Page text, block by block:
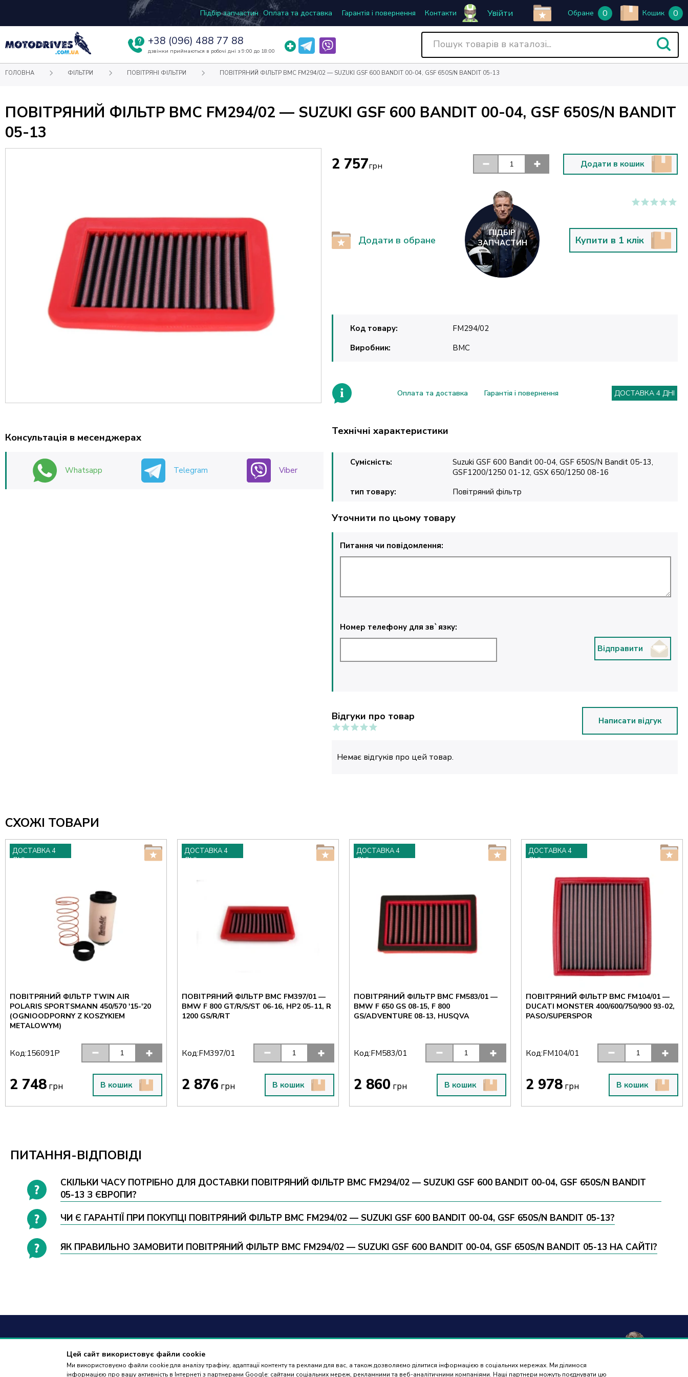
Підбір запчастин Оплата та доставка Гарантія і повернення Контакти Увійти Обране 0 Кошик 0
+38 (096) 488 77 88
дзвінки приймаються в робочі дні з 9:00 до 18:00
Цей сайт використовує файли cookie
Ми використовуємо файли cookie для аналізу трафіку, адаптації контенту та реклами для вас, а також дозволяємо ділитися інформацією в соціальних мережах. Ми ділимося
інформацією про вашу активність в Інтернеті з партнерами Google: сайтами соціальних мереж, рекламними та веб-аналітичними компаніями. Наші партнери можуть поєднувати цю
ГОЛОВНА ФІЛЬТРИ ПОВІТРЯНІ ФІЛЬТРИ ПОВІТРЯНИЙ ФІЛЬТР BMC FM294/02 — SUZUKI GSF 600 BANDIT 00-04, GSF 650S/N BANDIT 05-13
ПОВІТРЯНИЙ ФІЛЬТР BMC FM294/02 — SUZUKI GSF 600 BANDIT 00-04, GSF 650S/N BANDIT
05-13
Консультація в месенджерах
Whatsapp Telegram Viber
2 757грн Додати в кошик
Додати в обране
ПІДБІР
ЗАПЧАСТИН
Купити в 1 клік
Код товару:
FM294/02
Виробник:
BMC
Оплата та доставка Гарантія і повернення ДОСТАВКА 4 ДНІ
Технічні характеристики
Сумісність:
Suzuki GSF 600 Bandit 00-04, GSF 650S/N Bandit 05-13,
GSF1200/1250 01-12, GSX 650/1250 08-16
тип товару:
Повітряний фільтр
Уточнити по цьому товару
Питання чи повідомлення:
Номер телефону для зв`язку:
Відправити
Відгуки про товар Написати відгук
Немає відгуків про цей товар.
СХОЖІ ТОВАРИ
ДОСТАВКА 4
ДНІ
ПОВІТРЯНИЙ ФІЛЬТР TWIN AIR
POLARIS SPORTSMANN 450/570 '15-'20
(OGNIOODPORNY Z KOSZYKIEM
METALOWYM)
Код:156091P
2 748 грн В кошик
ДОСТАВКА 4
ДНІ
ПОВІТРЯНИЙ ФІЛЬТР BMC FM397/01 —
BMW F 800 GT/R/S/ST 06-16, HP2 05-11, R
1200 GS/R/RT
Код:FM397/01
2 876 грн В кошик
ДОСТАВКА 4
ДНІ
ПОВІТРЯНИЙ ФІЛЬТР BMC FM583/01 —
BMW F 650 GS 08-15, F 800
GS/ADVENTURE 08-13, HUSQVA
Код:FM583/01
2 860 грн В кошик
ДОСТАВКА 4
ДНІ
ПОВІТРЯНИЙ ФІЛЬТР BMC FM104/01 —
DUCATI MONSTER 400/600/750/900 93-02,
PASO/SUPERSPOR
Код:FM104/01
2 978 грн В кошик
ПИТАННЯ-ВІДПОВІДІ
СКІЛЬКИ ЧАСУ ПОТРІБНО ДЛЯ ДОСТАВКИ ПОВІТРЯНИЙ ФІЛЬТР BMC FM294/02 — SUZUKI GSF 600 BANDIT 00-04, GSF 650S/N BANDIT
05-13 З ЄВРОПИ?
ЧИ Є ГАРАНТІЇ ПРИ ПОКУПЦІ ПОВІТРЯНИЙ ФІЛЬТР BMC FM294/02 — SUZUKI GSF 600 BANDIT 00-04, GSF 650S/N BANDIT 05-13?
ЯК ПРАВИЛЬНО ЗАМОВИТИ ПОВІТРЯНИЙ ФІЛЬТР BMC FM294/02 — SUZUKI GSF 600 BANDIT 00-04, GSF 650S/N BANDIT 05-13 НА САЙТІ?
+38
дзвінки приймаються в робочі дні з 9:00 до
доставка
повернення